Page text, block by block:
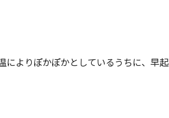
によりぽかぽかとしているうちに、早起